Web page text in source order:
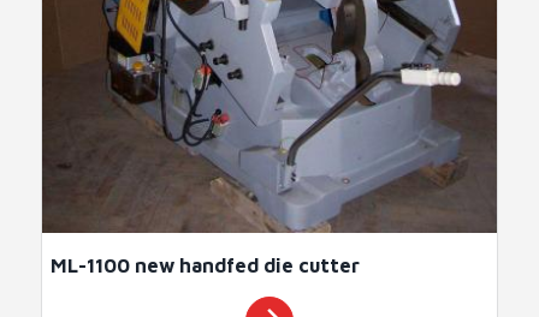
ML-1100 new handfed die cutter